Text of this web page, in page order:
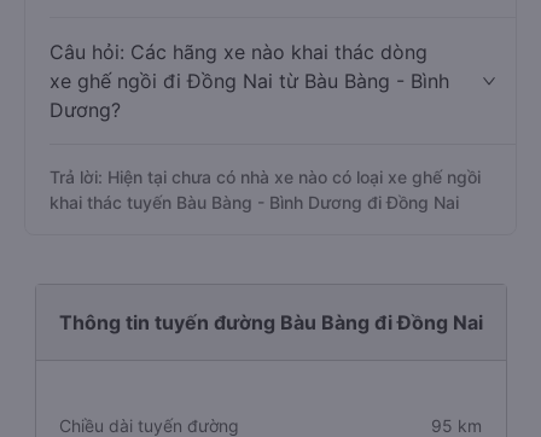
Câu hỏi: Các hãng xe nào khai thác dòng
xe ghế ngồi đi Đồng Nai từ Bàu Bàng - Bình
Dương?
Trả lời: Hiện tại chưa có nhà xe nào có loại xe ghế ngồi
khai thác tuyến Bàu Bàng - Bình Dương đi Đồng Nai
Thông tin tuyến đường Bàu Bàng đi Đồng Nai
Chiều dài tuyến đường 95 km